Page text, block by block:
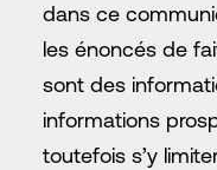
dans ce
les énoncés de
sont des
informations
toutefois s’y